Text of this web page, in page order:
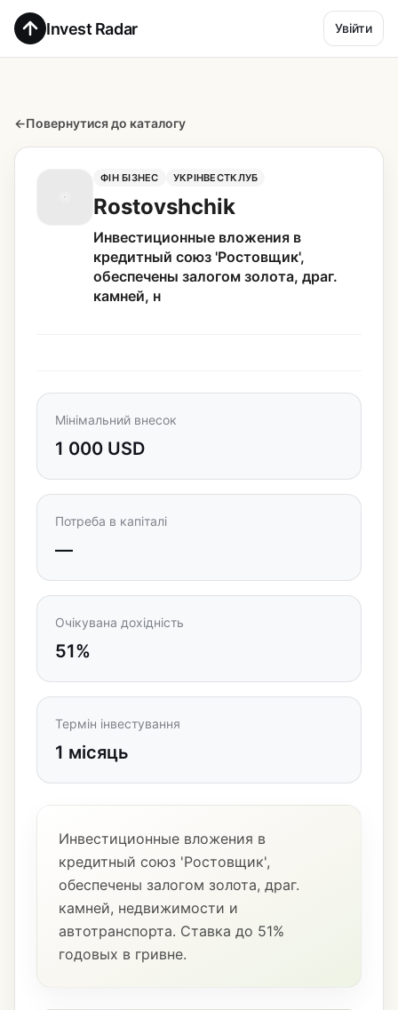
Invest Radar Увійти
←Повернутися до каталогу
ФІН БІЗНЕС УКРІНВЕСТКЛУБ
Rostovshchik
Инвестиционные вложения в
кредитный союз 'Ростовщик',
обеспечены залогом золота, драг.
камней, н
Мінімальний внесок
1 000 USD
Потреба в капіталі
—
Очікувана дохідність
51%
Термін інвестування
1 місяць
Инвестиционные вложения в
кредитный союз 'Ростовщик',
обеспечены залогом золота, драг.
камней, недвижимости и
автотранспорта. Ставка до 51%
годовых в гривне.